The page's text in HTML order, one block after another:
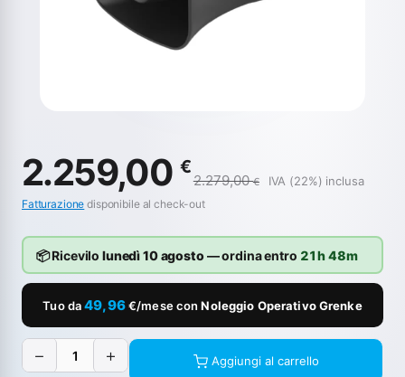
2.259,00 €
2.279,00€ IVA (22%) inclusa
Fatturazione disponibile al check-out
📦 Ricevilo lunedì 10 agosto— ordina entro 21h 48m
Tuo da49,96€/mese conNoleggio Operativo Grenke
− + Aggiungi al carrello